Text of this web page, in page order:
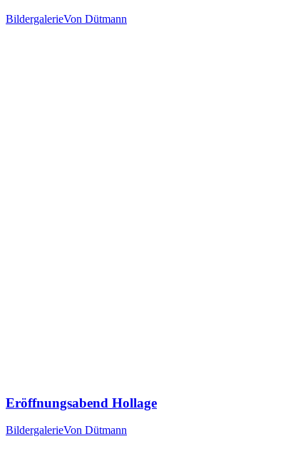
BildergalerieVon Dütmann
Eröffnungsabend Hollage
BildergalerieVon Dütmann